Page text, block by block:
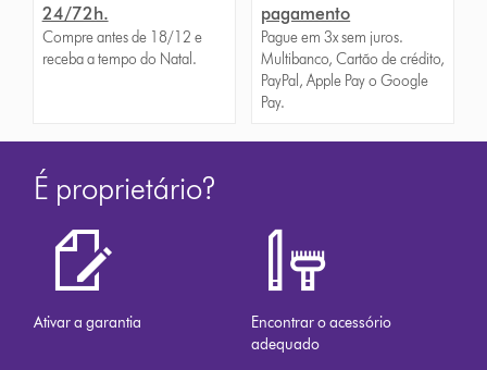
24/72h.
Compre antes de 18/12 e
receba a tempo do Natal.
pagamento
Pague em 3x sem juros.
Multibanco, Cartão de crédito,
PayPal, Apple Pay o Google
Pay.
É proprietário?
Ativar a garantia
Encontrar o acessório
adequado